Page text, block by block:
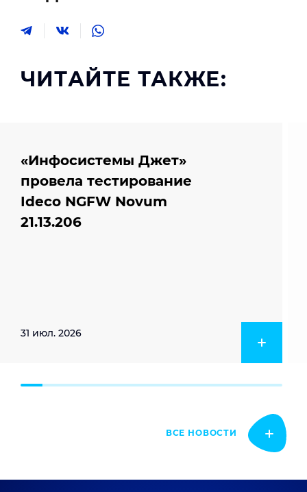
ЧИТАЙТЕ ТАКЖЕ:
«Инфосистемы Джет»
провела тестирование
Ideco NGFW Novum
21.13.206
31 июл. 2026
ВСЕ НОВОСТИ